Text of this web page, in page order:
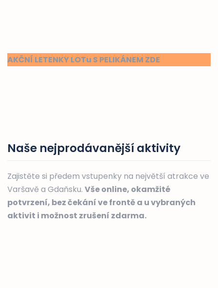
AKČNÍ LETENKY LOTu S PELIKÁNEM ZDE
Naše nejprodávanější aktivity
Zajistěte si předem vstupenky na největší atrakce ve
Varšavě a Gdaňsku. Vše online, okamžité
potvrzení, bez čekání ve frontě a u vybraných
aktivit i možnost zrušení zdarma.